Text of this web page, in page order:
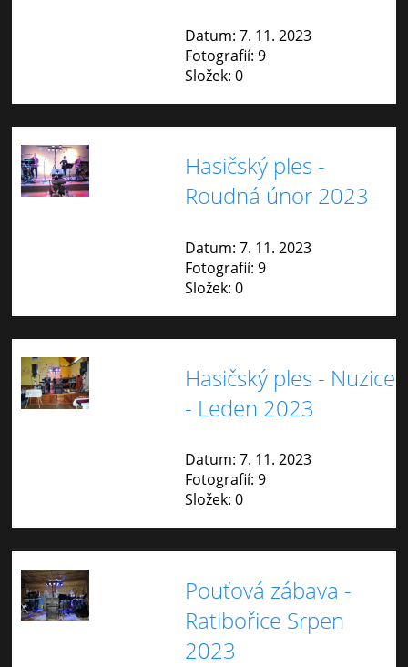
Datum: 7. 11. 2023
Fotografií: 9
Složek: 0
Hasičský ples -
Roudná únor 2023
Datum: 7. 11. 2023
Fotografií: 9
Složek: 0
Hasičský ples - Nuzice
- Leden 2023
Datum: 7. 11. 2023
Fotografií: 9
Složek: 0
Pouťová zábava -
Ratibořice Srpen
2023